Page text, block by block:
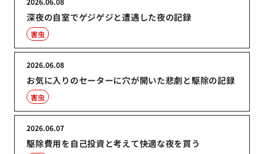
深夜の自室でゲジゲジと遭遇した夜の記録
害虫
お気に入りのセーターに穴が開いた悲劇と駆除の記録
2026.06.08
害虫
駆除費用を自己投資と考えて快適な夜を買う
2026.06.07